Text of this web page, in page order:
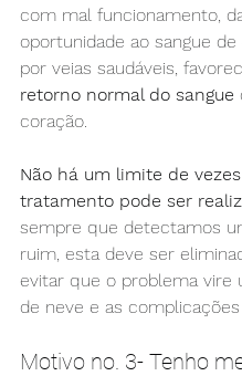
com mal funcionamento,
oportunidade ao sangue
por veias saudáveis,
retorno normal do sangue
coração.
Não há um limite de
tratamento pode ser
sempre que detectamos
ruim, esta deve ser
evitar que o problema vire
de neve e as
Motivo no. 3- Tenho